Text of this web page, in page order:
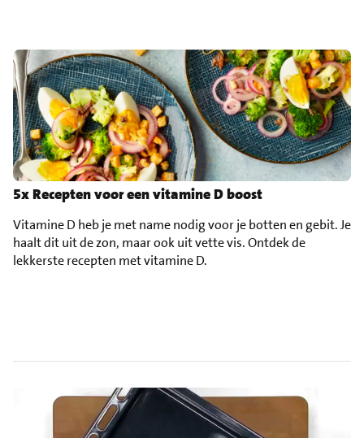
5x Recepten voor een vitamine D boost
Vitamine D heb je met name nodig voor je botten en gebit. Je
haalt dit uit de zon, maar ook uit vette vis. Ontdek de
lekkerste recepten met vitamine D.